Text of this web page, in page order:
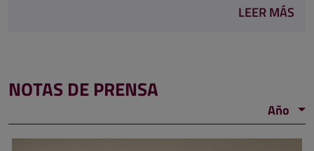
LEER MÁS
NOTAS DE PRENSA
Año